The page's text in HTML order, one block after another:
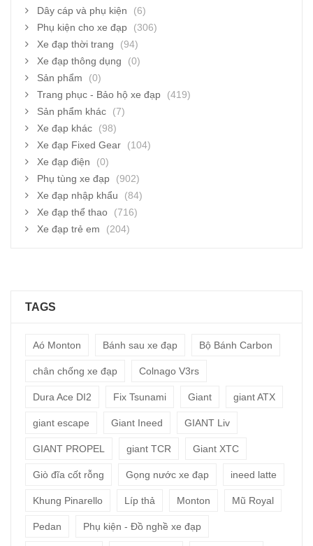
Dây cáp và phụ kiện
(6)
Phụ kiện cho xe đạp
(306)
Xe đạp thời trang
(94)
Xe đạp thông dụng
(0)
Sản phẩm
(0)
Trang phục - Bảo hộ xe đạp
(419)
Sản phẩm khác
(7)
Xe đạp khác
(98)
Xe đạp Fixed Gear
(104)
Xe đạp điện
(0)
Phụ tùng xe đạp
(902)
Xe đạp nhập khẩu
(84)
Xe đạp thể thao
(716)
Xe đạp trẻ em
(204)
TAGS
Aó Monton Bánh sau xe đạp Bộ Bánh Carbon
chân chống xe đạp Colnago V3rs
Dura Ace DI2 Fix Tsunami Giant giant ATX
giant escape Giant Ineed GIANT Liv
GIANT PROPEL giant TCR Giant XTC
Giò đĩa cốt rỗng Gọng nước xe đạp ineed latte
Khung Pinarello Líp thả Monton Mũ Royal
Pedan Phụ kiện - Đồ nghề xe đạp